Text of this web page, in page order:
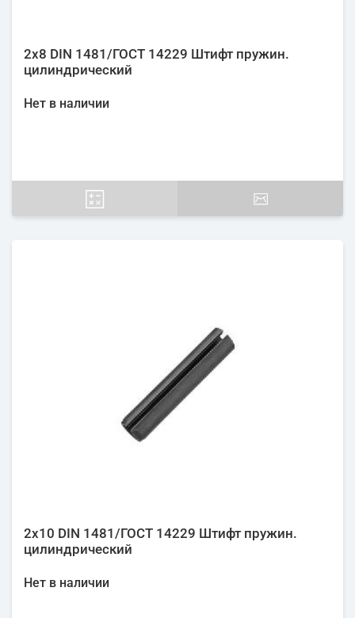
2х8 DIN 1481/ГОСТ 14229 Штифт пружин.
цилиндрический
Нет в наличии
2х10 DIN 1481/ГОСТ 14229 Штифт пружин.
цилиндрический
Нет в наличии